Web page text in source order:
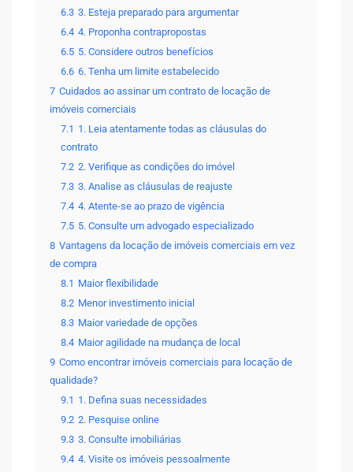
6.3 3. Esteja preparado para argumentar
6.4 4. Proponha contrapropostas
6.5 5. Considere outros benefícios
6.6 6. Tenha um limite estabelecido
7 Cuidados ao assinar um contrato de locação de
imóveis comerciais
7.1 1. Leia atentamente todas as cláusulas do
contrato
7.2 2. Verifique as condições do imóvel
7.3 3. Analise as cláusulas de reajuste
7.4 4. Atente-se ao prazo de vigência
7.5 5. Consulte um advogado especializado
8 Vantagens da locação de imóveis comerciais em vez
de compra
8.1 Maior flexibilidade
8.2 Menor investimento inicial
8.3 Maior variedade de opções
8.4 Maior agilidade na mudança de local
9 Como encontrar imóveis comerciais para locação de
qualidade?
9.1 1. Defina suas necessidades
9.2 2. Pesquise online
9.3 3. Consulte imobiliárias
9.4 4. Visite os imóveis pessoalmente